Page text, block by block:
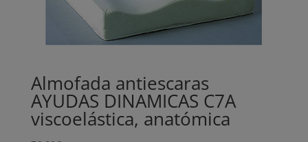
Almofada antiescaras
AYUDAS DINAMICAS C7A
viscoelástica, anatómica